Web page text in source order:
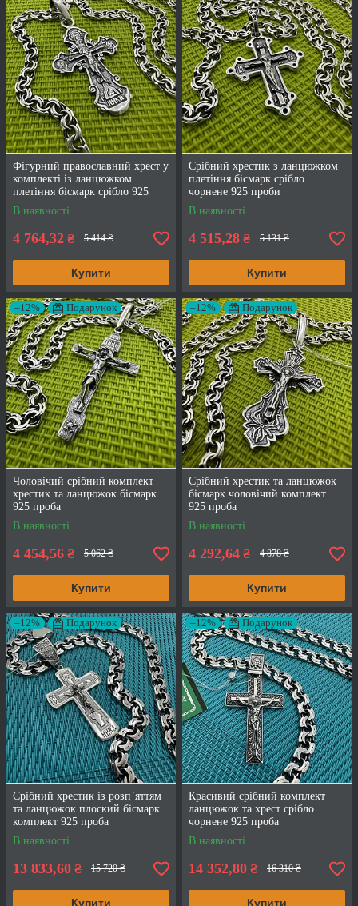
Фігурний православний хрест у
комплекті із ланцюжком
плетіння бісмарк срібло 925
проби
В наявності
4 764,32 ₴ 5 414 ₴
Купити
Срібний хрестик з ланцюжком
плетіння бісмарк срібло
чорнене 925 проби
В наявності
4 515,28 ₴ 5 131 ₴
Купити
–12% Подарунок
Чоловічий срібний комплект
хрестик та ланцюжок бісмарк
925 проба
В наявності
4 454,56 ₴ 5 062 ₴
Купити
–12% Подарунок
Срібний хрестик та ланцюжок
бісмарк чоловічий комплект
925 проба
В наявності
4 292,64 ₴ 4 878 ₴
Купити
–12% Подарунок
Срібний хрестик із розп`яттям
та ланцюжок плоский бісмарк
комплект 925 проба
В наявності
13 833,60 ₴ 15 720 ₴
Купити
–12% Подарунок
Красивий срібний комплект
ланцюжок та хрест срібло
чорнене 925 проба
В наявності
14 352,80 ₴ 16 310 ₴
Купити